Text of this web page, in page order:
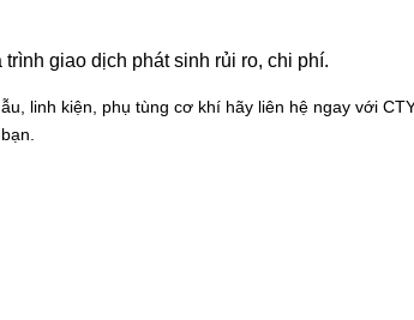
giao dịch phát sinh rủi ro, chi phí.
linh kiện, phụ tùng cơ khí hãy liên hệ ngay với